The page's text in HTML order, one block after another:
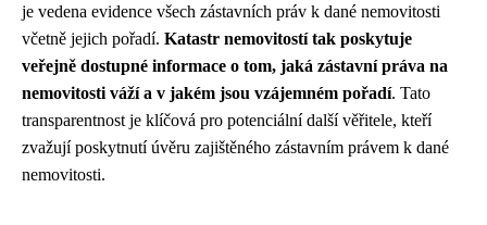
je vedena evidence všech zástavních práv k dané nemovitosti
včetně jejich pořadí. Katastr nemovitostí tak poskytuje
veřejně dostupné informace o tom, jaká zástavní práva na
nemovitosti váží a v jakém jsou vzájemném pořadí. Tato
transparentnost je klíčová pro potenciální další věřitele, kteří
zvažují poskytnutí úvěru zajištěného zástavním právem k dané
nemovitosti.